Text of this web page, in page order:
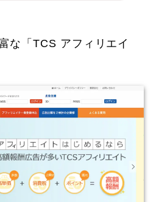
な「TCS アフィリエイ